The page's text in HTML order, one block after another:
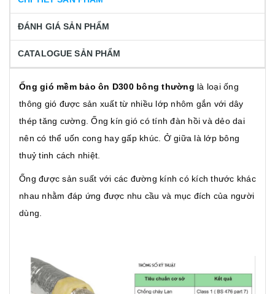
ĐÁNH GIÁ SẢN PHẨM
CATALOGUE SẢN PHẨM
Ống gió mềm bảo ôn D300 bông thường là loại ống
thông gió được sản xuất từ nhiều lớp nhôm gắn với dây
thép tăng cường. Ống kín gió có tính đàn hồi và dẻo dai
nên có thể uốn cong hay gấp khúc. Ở giữa là lớp bông
thuỷ tinh cách nhiệt.
Ống được sản suất với các đường kính có kích thước khác
nhau nhằm đáp ứng được nhu cầu và mục đích của người
dùng.